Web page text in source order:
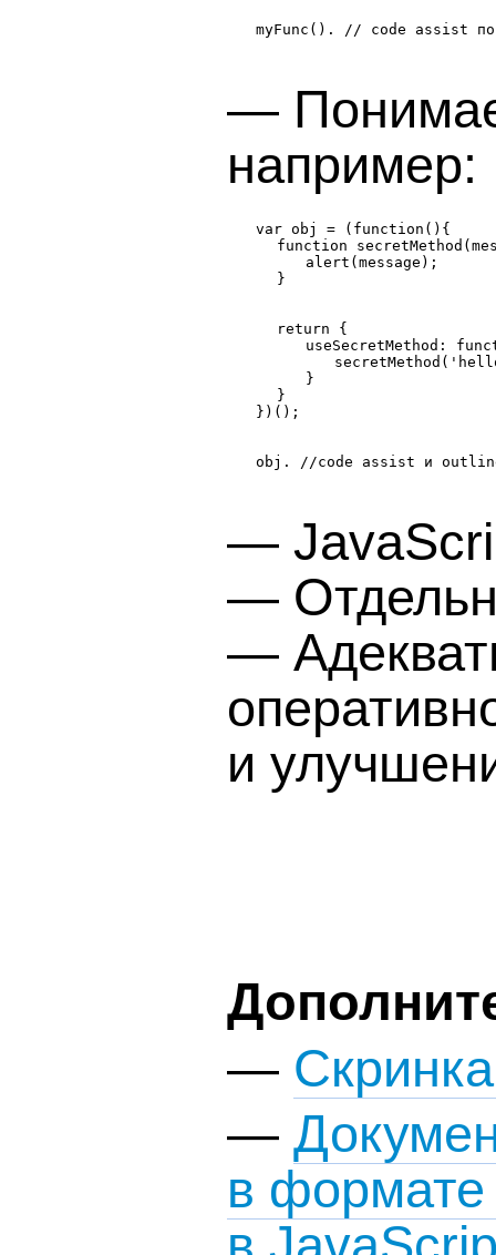
myFunc(). // code assist
—
например:
function
alert(message);
}
return {
useSecretMethod:
}
}
obj. //code assist и outline
—
—
—
и
—
—
в формате